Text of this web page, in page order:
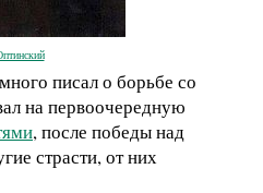
писал о борьбе со
на первоочередную
, после победы над
страсти, от них